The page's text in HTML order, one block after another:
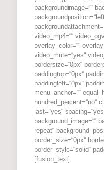
backgroundimage=““
video_mp4=““
overlay_color=““
video_mute=“yes“
bordersize=“0px“
paddingtop=“0px“
paddingleft=“0px“
menu_anchor=““
hundred_percent=“no“
last=“yes“
background_image=““
repeat“
border_size=“0px“
border_style=“solid“
[fusion_text]